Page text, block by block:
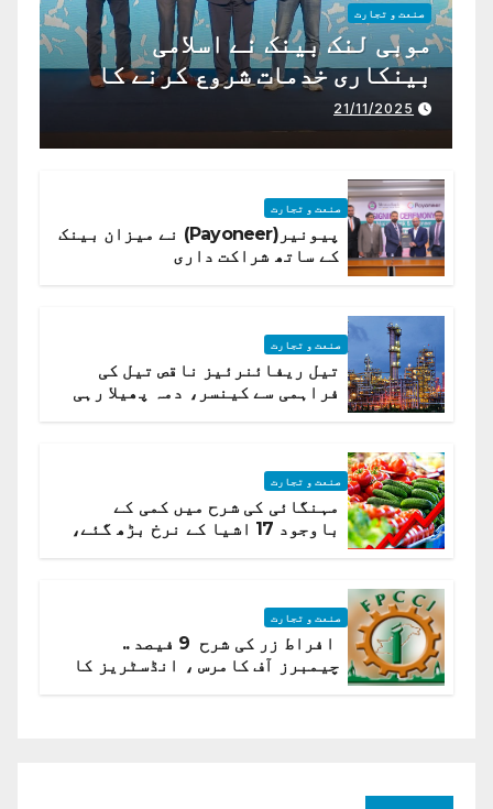
صنعت و تجارت
موبی لنک بینک نے اسلامی
بینکاری خدمات شروع کرنے کا
اعلان کیا ہے،
21/11/2025
صنعت و تجارت
پیونیر(Payoneer) نے میزان بینک
کے ساتھ شراکت داری
صنعت و تجارت
تیل ریفائنرئیز ناقص تیل کی
فراہمی سے کینسر، دمہ پھیلا رہی
صنعت و تجارت
مہنگائی کی شرح میں کمی کے
باوجود 17 اشیا کے نرخ بڑھ گئے،
صنعت و تجارت
افراط زر کی شرح 9 فیصد ..
چیمبرز آف کامرس ، انڈسٹریز کا